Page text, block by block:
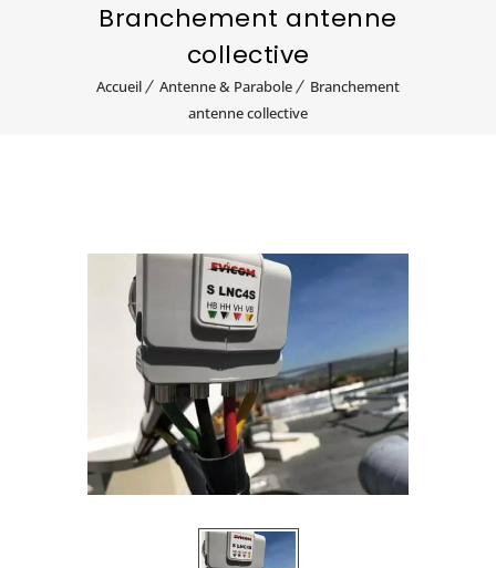
Branchement antenne
collective
Accueil Antenne & Parabole
Branchement
antenne collective